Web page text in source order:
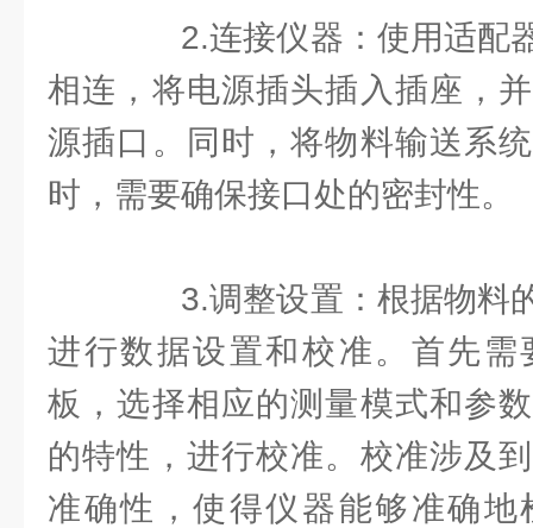
2.连接仪器：使用适配
相连，将电源插头插入插座，
源插口。同时，将物料输送系
时，需要确保接口处的密封性。
3.调整设置：根据物料
进行数据设置和校准。首先需
板，选择相应的测量模式和参
的特性，进行校准。校准涉及
准确性，使得仪器能够准确